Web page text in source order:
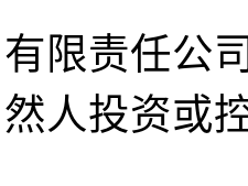
有限责任公
然人投资或